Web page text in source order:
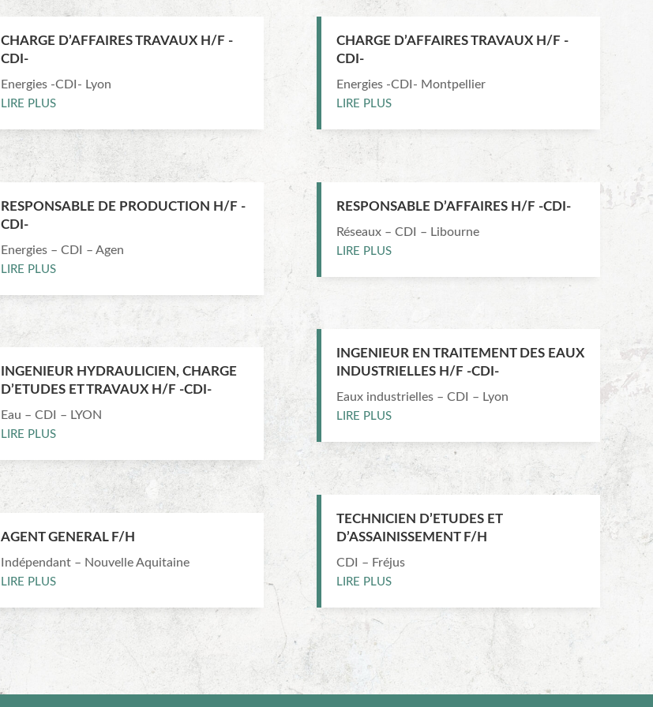
CHARGE D’AFFAIRES TRAVAUX H/F -
CDI-
Energies -CDI- Lyon
LIRE PLUS
RESPONSABLE DE PRODUCTION H/F -
CDI-
Energies – CDI – Agen
LIRE PLUS
INGENIEUR HYDRAULICIEN, CHARGE
D’ETUDES ET TRAVAUX H/F -CDI-
Eau – CDI – LYON
LIRE PLUS
AGENT GENERAL F/H
Indépendant – Nouvelle Aquitaine
LIRE PLUS
CHARGE D’AFFAIRES TRAVAUX H/F -
CDI-
Energies -CDI- Montpellier
LIRE PLUS
RESPONSABLE D’AFFAIRES H/F -CDI-
Réseaux – CDI – Libourne
LIRE PLUS
INGENIEUR EN TRAITEMENT DES EAUX
INDUSTRIELLES H/F -CDI-
Eaux industrielles – CDI – Lyon
LIRE PLUS
TECHNICIEN D’ETUDES ET
D’ASSAINISSEMENT F/H
CDI – Fréjus
LIRE PLUS